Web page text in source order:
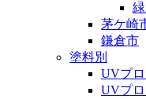
茅ケ崎
鎌倉市
塗料別
UVプ
UVプ